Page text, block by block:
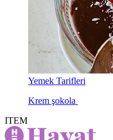
Yemek Tarifleri
Krem şokola
ITEM